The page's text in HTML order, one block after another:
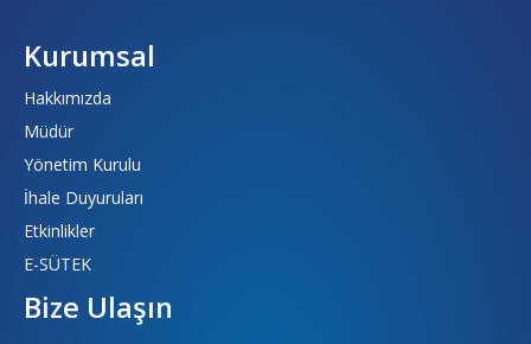
Kurumsal
Hakkımızda
Müdür
Yönetim Kurulu
İhale Duyuruları
Etkinlikler
E-SÜTEK
Bize Ulaşın